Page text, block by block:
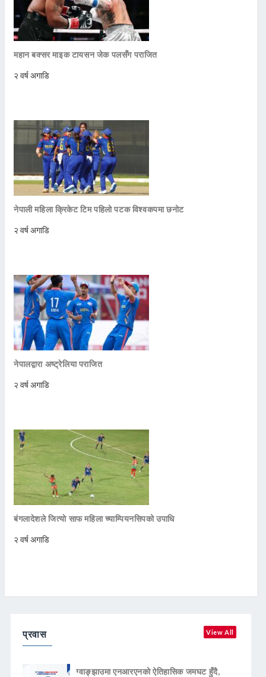
महान बक्सर माइक टायसन जेक पलसँग पराजित
२ वर्ष अगाडि
नेपाली महिला क्रिकेट टिम पहिलो पटक विश्वकपमा छनोट
२ वर्ष अगाडि
नेपालद्वारा अष्ट्रेलिया पराजित
२ वर्ष अगाडि
बंगलादेशले जित्याे साफ महिला च्याम्पियनसिपको उपाधि
२ वर्ष अगाडि
प्रवास View All
ग्वाङ्झाउमा एनआरएनको ऐतिहासिक जमघट हुँदै,